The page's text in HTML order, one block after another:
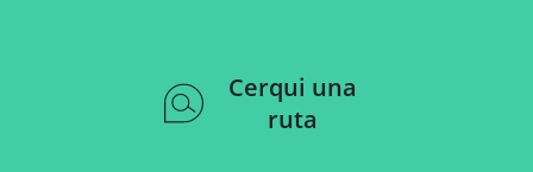
Cerqui una
ruta